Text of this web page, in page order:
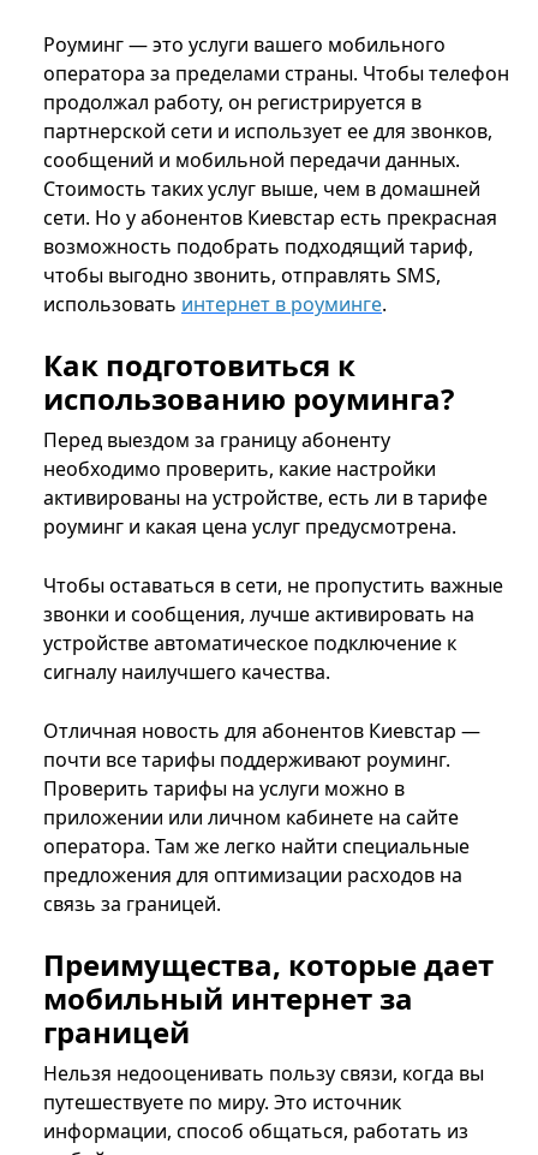
Роуминг — это услуги вашего мобильного
оператора за пределами страны. Чтобы телефон
продолжал работу, он регистрируется в
партнерской сети и использует ее для звонков,
сообщений и мобильной передачи данных.
Стоимость таких услуг выше, чем в домашней
сети. Но у абонентов Киевстар есть прекрасная
возможность подобрать подходящий тариф,
чтобы выгодно звонить, отправлять SMS,
использовать интернет в роуминге.
Как подготовиться к
использованию роуминга?
Перед выездом за границу абоненту
необходимо проверить, какие настройки
активированы на устройстве, есть ли в тарифе
роуминг и какая цена услуг предусмотрена.
Чтобы оставаться в сети, не пропустить важные
звонки и сообщения, лучше активировать на
устройстве автоматическое подключение к
сигналу наилучшего качества.
Отличная новость для абонентов Киевстар —
почти все тарифы поддерживают роуминг.
Проверить тарифы на услуги можно в
приложении или личном кабинете на сайте
оператора. Там же легко найти специальные
предложения для оптимизации расходов на
связь за границей.
Преимущества, которые дает
мобильный интернет за
границей
Нельзя недооценивать пользу связи, когда вы
путешествуете по миру. Это источник
информации, способ общаться, работать из